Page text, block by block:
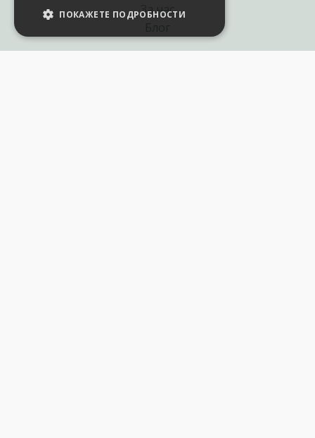
За нас
ПОКАЖЕТЕ ПОДРОБНОСТИ